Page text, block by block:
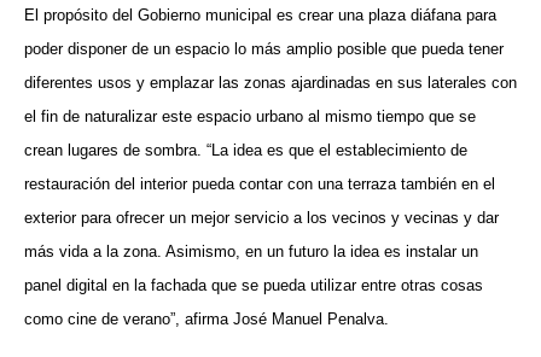
El propósito del Gobierno municipal es crear una plaza diáfana para
poder disponer de un espacio lo más amplio posible que pueda tener
diferentes usos y emplazar las zonas ajardinadas en sus laterales con
el fin de naturalizar este espacio urbano al mismo tiempo que se
crean lugares de sombra. “La idea es que el establecimiento de
restauración del interior pueda contar con una terraza también en el
exterior para ofrecer un mejor servicio a los vecinos y vecinas y dar
más vida a la zona. Asimismo, en un futuro la idea es instalar un
panel digital en la fachada que se pueda utilizar entre otras cosas
como cine de verano”, afirma José Manuel Penalva.